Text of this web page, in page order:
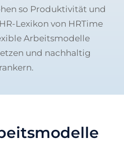
so Produktivität und
Lexikon von HRTime
Arbeitsmodelle
und nachhaltig